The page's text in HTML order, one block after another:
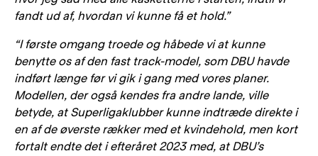
fandt ud af, hvordan vi kunne få et hold.”
“I første omgang troede og håbede vi at kunne
benytte os af den fast track-model, som DBU havde
indført længe før vi gik i gang med vores planer.
Modellen, der også kendes fra andre lande, ville
betyde, at Superligaklubber kunne indtræde direkte i
en af de øverste rækker med et kvindehold, men kort
fortalt endte det i efteråret 2023 med, at DBU’s